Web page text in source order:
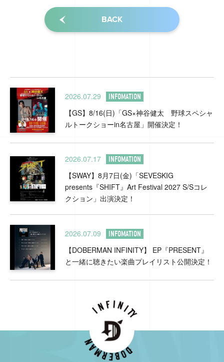
BACK
2026.07.29 INFOMATION
【GS】8/16(日)「GS×神谷健太 野球スペシャ
ルトークショーin名古屋」開催決定！
2026.07.17 INFOMATION
【SWAY】8月7日(金)「SEVESKIG
presents『SHIFT』Art Festival 2027 S/Sコレ
クション」出演決定！
2026.07.09 INFOMATION
【DOBERMAN INFINITY】 EP『PRESENT』
と一緒に聴きたい楽曲プレイリスト公開決定！